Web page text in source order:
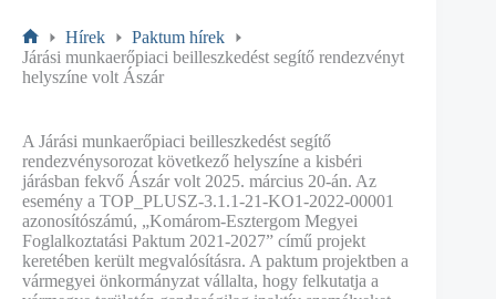
Hírek
Paktum hírek
Járási munkaerőpiaci beilleszkedést segítő rendezvényt
helyszíne volt Ászár
A Járási munkaerőpiaci beilleszkedést segítő
rendezvénysorozat következő helyszíne a kisbéri
járásban fekvő Ászár volt 2025. március 20-án. Az
esemény a TOP_PLUSZ-3.1.1-21-KO1-2022-00001
azonosítószámú, „Komárom-Esztergom Megyei
Foglalkoztatási Paktum 2021-2027” című projekt
keretében került megvalósításra. A paktum projektben a
vármegyei önkormányzat vállalta, hogy felkutatja a